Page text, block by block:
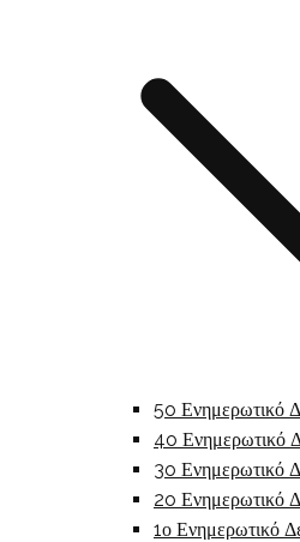
5o Ενημερωτικό
4o Ενημερωτικό
3o Ενημερωτικό
2o Ενημερωτικό
1ο Ενημερωτικό